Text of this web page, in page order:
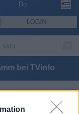
Do
LOGIN
bei TVinfo